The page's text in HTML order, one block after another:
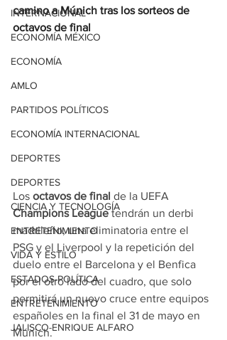
INTERNACIONAL
ECONOMÍA MÉXICO
ECONOMÍA
AMLO
PARTIDOS POLÍTICOS
ECONOMÍA INTERNACIONAL
DEPORTES
DEPORTES
CIENCIA Y TECNOLOGÍA
ENTRETENIMIENTO
VIDA Y ESTILO
ESTADOS-POLÍTICA
ENTRETENIMIENTO
JALISCO-ENRIQUE ALFARO
camino a Múnich tras los sorteos de
octavos de final
Los octavos de final de la UEFA
Champions League tendrán un derbi
madrileño, una eliminatoria entre el
PSG y el Liverpool y la repetición del
duelo entre el Barcelona y el Benfica
por el otro lado del cuadro, que solo
permitirá un nuevo cruce entre equipos
españoles en la final el 31 de mayo en
Múnich.